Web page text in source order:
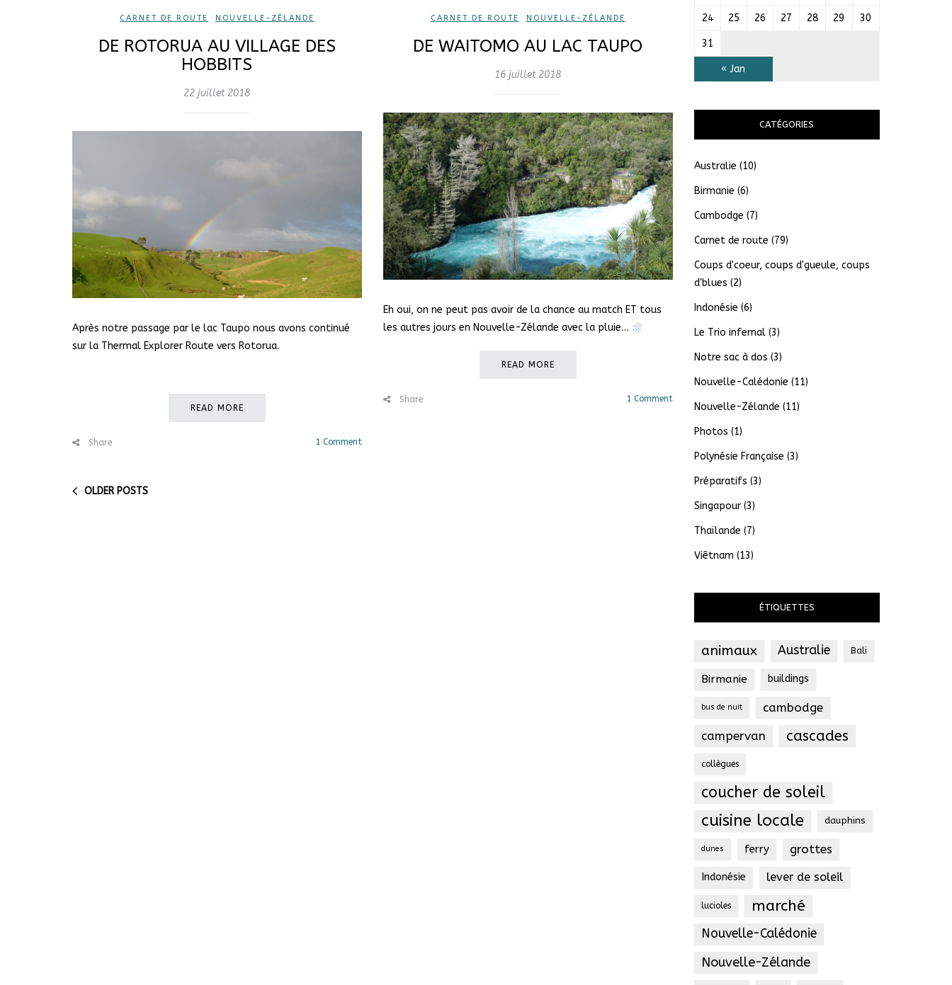
CARNET DE ROUTE NOUVELLE-ZÉLANDE
DE ROTORUA AU VILLAGE DES
HOBBITS
22 juillet 2018
Après notre passage par le lac Taupo nous avons continué
sur la Thermal Explorer Route vers Rotorua.
READ MORE
1 Comment
Share
CARNET DE ROUTE NOUVELLE-ZÉLANDE
DE WAITOMO AU LAC TAUPO
16 juillet 2018
Eh oui, on ne peut pas avoir de la chance au match ET tous
les autres jours en Nouvelle-Zélande avec la pluie…
READ MORE
1 Comment
Share
OLDER POSTS
« Jan
24 25 26 27 28 29 30
31
CATÉGORIES
Australie (10)
Birmanie (6)
Cambodge (7)
Carnet de route (79)
Coups d'coeur, coups d'gueule, coups
d'blues (2)
Indonésie (6)
Le Trio infernal(3)
Notre sac à dos (3)
Nouvelle-Calédonie (11)
Nouvelle-Zélande (11)
Photos (1)
Polynésie Française (3)
Préparatifs (3)
Singapour(3)
Thaïlande (7)
Viêtnam (13)
ÉTIQUETTES
animaux Australie Bali
Birmanie buildings
bus de nuit
cambodge
campervan
cascades
collègues
coucher de soleil
cuisine locale dauphins
dunes ferry grottes
Indonésie lever de soleil
lucioles marché
Nouvelle-Calédonie
Nouvelle-Zélande